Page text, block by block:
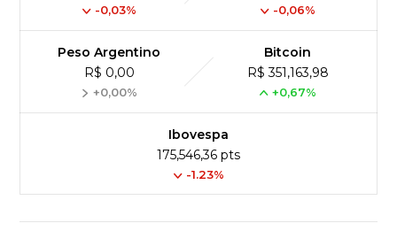
-0,03% -0,06%
Peso Argentino
R$ 0,00
+0,00%
Bitcoin
R$ 351,163,98
+0,67%
Ibovespa
175,546,36 pts
-1.23%